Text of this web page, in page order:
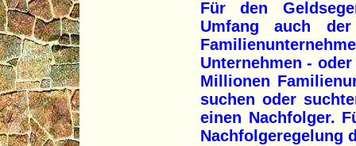
Für den
Umfang auch
Unternehmen -
Millionen
suchen oder
einen Nachfolger.
Nachfolgeregelung